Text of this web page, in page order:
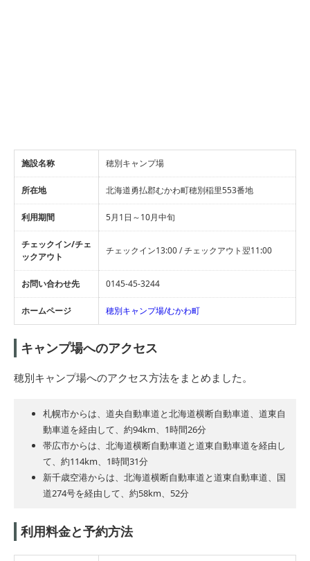
施設名称 穂別キャンプ場
所在地 北海道勇払郡むかわ町穂別稲里553番地
利用期間 5月1日～10月中旬
チェックイン/チェ
ックアウト
チェックイン13:00 / チェックアウト翌11:00
お問い合わせ先 0145-45-3244
ホームページ 穂別キャンプ場/むかわ町
キャンプ場へのアクセス
穂別キャンプ場へのアクセス方法をまとめました。
札幌市からは、道央自動車道と北海道横断自動車道、道東自
動車道を経由して、約94km、1時間26分
帯広市からは、北海道横断自動車道と道東自動車道を経由し
て、約114km、1時間31分
新千歳空港からは、北海道横断自動車道と道東自動車道、国
道274号を経由して、約58km、52分
利用料金と予約方法